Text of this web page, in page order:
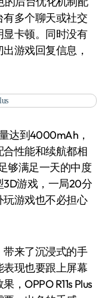
多个聊天或社交
卡顿。同时没有
游戏回复信息，
达到4000mAh，
性能和续航都相
够满足一天的中度
游戏，一局20分
游戏也不必担心
来了沉浸式的手
现也要跟上屏幕
，OPPO R11s Plus